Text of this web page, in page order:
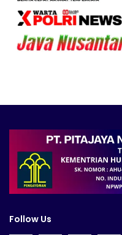
Follow Us